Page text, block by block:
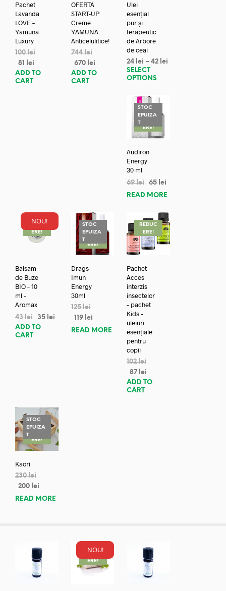
Pachet
Lavanda
LOVE –
Yamuna
Luxury
100lei
81
lei
ADD TO
CART
OFERTA
START-UP
Creme
YAMUNA
Anticelulitice!
744lei
670 lei
ADD TO
CART
Ulei
esențial
pur și
terapeutic
de Arbore
de ceai
24 lei –42 lei
SELECT
OPTIONS
STOC
EPUIZA
TREDUC
ERE!
Audiron
Energy
30 ml
69lei 65 lei
READ MORE
NOU!
REDUC
ERE!
Balsam
de Buze
BIO – 10
ml –
Aromax
43lei 35 lei
ADD TO
CART
STOC
EPUIZA
TREDUC
ERE!
Drags
Imun
Energy
30ml
125lei
119 lei
READ MORE
REDUC
ERE!
Pachet
Acces
interzis
insectelor
– pachet
Kids –
uleiuri
esențiale
pentru
copii
102lei
87 lei
ADD TO
CART
STOC
EPUIZA
TREDUC
ERE!
Kaori
230lei
200 lei
READ MORE
NOU!
REDUC
ERE!